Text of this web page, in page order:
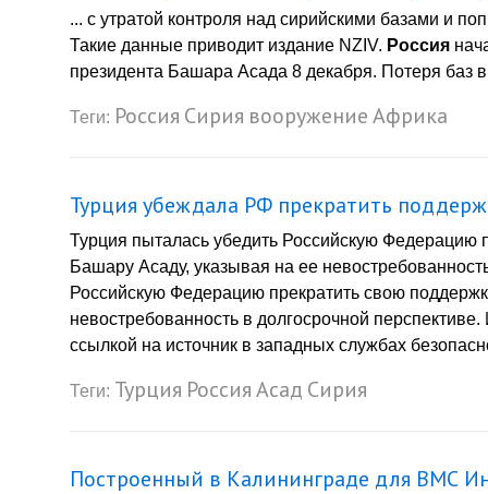
... с утратой контроля над сирийскими базами и
Такие данные приводит издание NZIV. Россия
президента Башара Асада 8 декабря. Потеря баз
Теги: Россия Сирия вооружениеАфрика
Турция убеждала РФ прекратить
Турция пыталась убедить Российскую
Башару Асаду, указывая на ее
Российскую Федерацию прекратить свою
невостребованность в долгосрочной
ссылкой на источник в западных службах
Теги: Турция РоссияАсад Сирия
Построенный в Калининграде для ВМС